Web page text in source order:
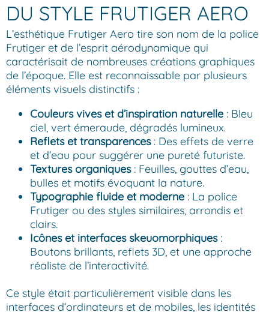
DU STYLE FRUTIGER AERO
L’esthétique Frutiger Aero tire son nom de la police
Frutiger et de l’esprit aérodynamique qui
caractérisait de nombreuses créations graphiques
de l’époque. Elle est reconnaissable par plusieurs
éléments visuels distinctifs :
Couleurs vives et d’inspiration naturelle : Bleu
ciel, vert émeraude, dégradés lumineux.
Reflets et transparences: Des effets de verre
et d’eau pour suggérer une pureté futuriste.
Textures organiques: Feuilles, gouttes d’eau,
bulles et motifs évoquant la nature.
Typographie fluide et moderne : La police
Frutiger ou des styles similaires, arrondis et
clairs.
Icônes et interfaces skeuomorphiques:
Boutons brillants, reflets 3D, et une approche
réaliste de l’interactivité.
Ce style était particulièrement visible dans les
interfaces d’ordinateurs et de mobiles, les identités